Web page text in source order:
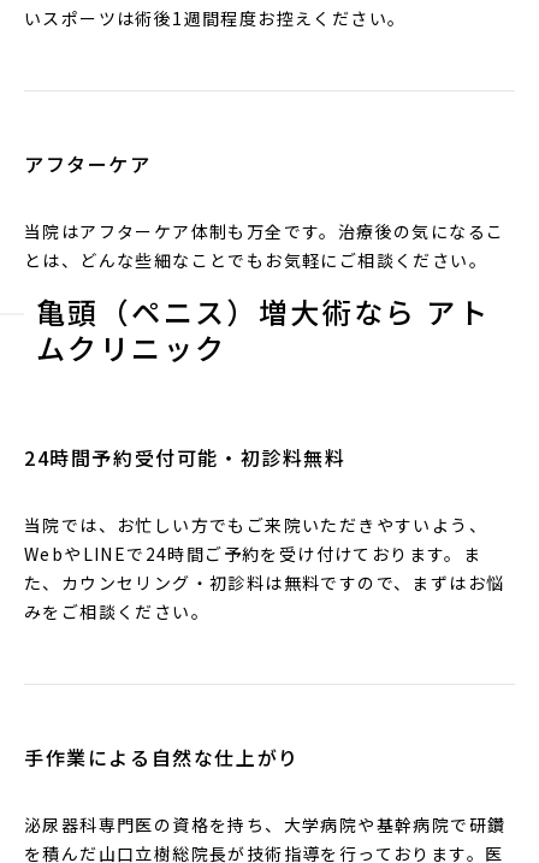
いスポーツは術後1週間程度お控えください。
アフターケア
当院はアフターケア体制も万全です。治療後の気になるこ
とは、どんな些細なことでもお気軽にご相談ください。
亀頭（ペニス）増大術なら アト
ムクリニック
24時間予約受付可能・初診料無料
当院では、お忙しい方でもご来院いただきやすいよう、
WebやLINEで24時間ご予約を受け付けております。ま
た、カウンセリング・初診料は無料ですので、まずはお悩
みをご相談ください。
手作業による自然な仕上がり
泌尿器科専門医の資格を持ち、大学病院や基幹病院で研鑽
を積んだ山口立樹総院長が技術指導を行っております。医